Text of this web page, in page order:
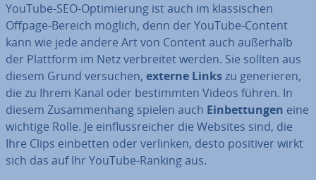
YouTube-SEO-Op­ti­mie­rung ist auch im klas­si­schen
Offpage-Bereich möglich, denn der YouTube-Content
kann wie jede andere Art von Content auch außerhalb
der Plattform im Netz ver­brei­tet werden. Sie sollten aus
diesem Grund versuchen, externe Linkszu ge­ne­rie­ren,
die zu Ihrem Kanal oder be­stimm­ten Videos führen. In
diesem Zu­sam­men­hang spielen auch Ein­bet­tun­gen eine
wichtige Rolle. Je ein­fluss­rei­cher die Websites sind, die
Ihre Clips einbetten oder verlinken, desto positiver wirkt
sich das auf Ihr YouTube-Ranking aus.